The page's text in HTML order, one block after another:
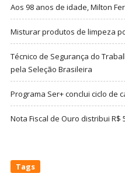
Aos 98 anos de idade, Milton
Misturar produtos de limpeza
Técnico de Segurança do
pela Seleção Brasileira
Programa Ser+ conclui ciclo de
Nota Fiscal de Ouro distribui
Tags